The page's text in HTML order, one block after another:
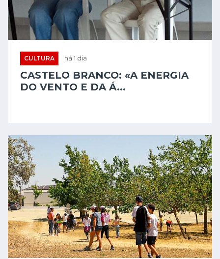
CULTURA há 1 dia
CASTELO BRANCO: «A ENERGIA
DO VENTO E DA Á...